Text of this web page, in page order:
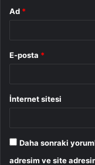
Ad *
E-posta *
İnternet sitesi
Daha sonraki
adresim ve site